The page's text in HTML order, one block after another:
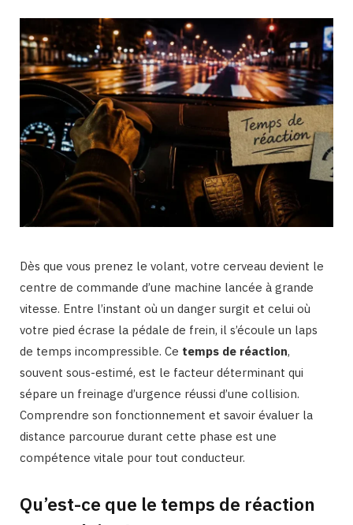
Dès que vous prenez le volant, votre cerveau devient le
centre de commande d’une machine lancée à grande
vitesse. Entre l’instant où un danger surgit et celui où
votre pied écrase la pédale de frein, il s’écoule un laps
de temps incompressible. Ce temps de réaction,
souvent sous-estimé, est le facteur déterminant qui
sépare un freinage d’urgence réussi d’une collision.
Comprendre son fonctionnement et savoir évaluer la
distance parcourue durant cette phase est une
compétence vitale pour tout conducteur.
Qu’est-ce que le temps de réaction